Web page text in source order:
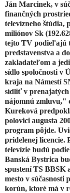
Ján Marcinek, v
finančných
televízneho štúdia,
miliónov Sk
tejto TV podieľajú
predstavenstva a
zakladateľom a
sídlo spoločnosti v
kraja na Námestí
sídliť v
nájomnú zmluvu,"
Kureková
polovici augusta
program pôjde.
pridelenej licencie.
televízie budú
Banská Bystrica
spustení TS BBSK
mesto v súčasnosti
korún, ktoré má v